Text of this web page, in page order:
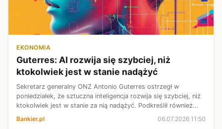
EKONOMIA
Guterres: AI rozwija się szybciej, niż
ktokolwiek jest w stanie nadążyć
Sekretarz generalny ONZ Antonio Guterres ostrzegł w
poniedziałek, że sztuczna inteligencja rozwija się szybciej, niż
ktokolwiek jest w stanie za nią nadążyć. Podkreślił również
potencjalnych zagroż...
Bankier.pl 06.07.2026 11:50